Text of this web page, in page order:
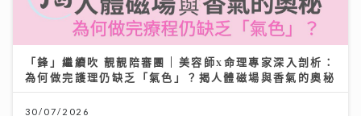
「鋒」繼續吹 靚靚陪審團 | 美容師x命理專家深入剖析：
為何做完護理仍缺乏「氣色」？揭人體磁場與香氣的奧秘
30/07/2026